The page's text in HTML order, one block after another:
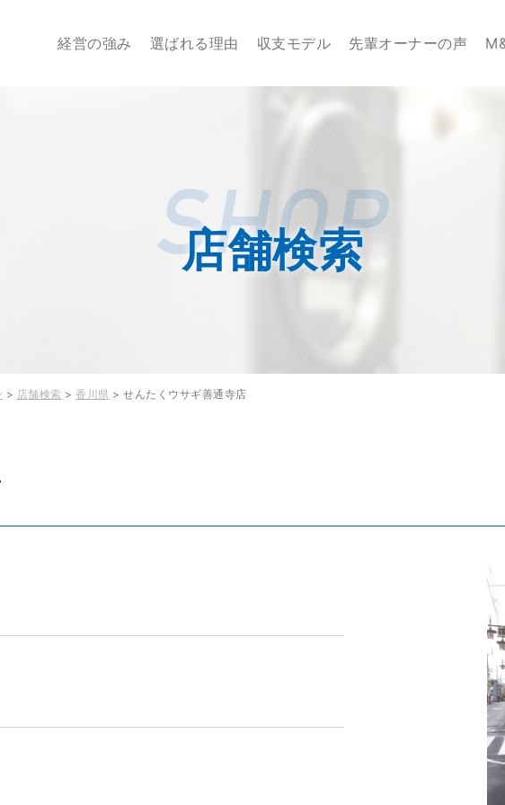
ドリー開業・経営のことならせんたくウサギチェーンにお任せ下さい。
経営の強み
選ばれる理由 収支モデル 先輩オーナーの声
店舗検索
> 店舗検索 > 香川県 > せんたくウサギ善通寺店